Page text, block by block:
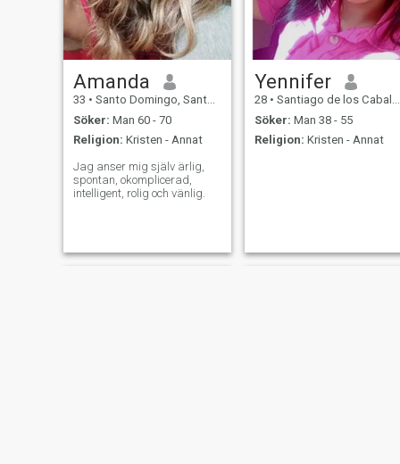
Amanda
33 • Santo Domingo, Santo Domingo, Dominikanska Rep.
Söker: Man 60 - 70
Religion: Kristen - Annat
Jag anser mig själv ärlig,
spontan, okomplicerad,
intelligent, rolig och vänlig.
Yennifer
28 • Santiago de los Caballeros, Santiago, Dominikanska Rep.
Söker: Man 38 - 55
Religion: Kristen - Annat